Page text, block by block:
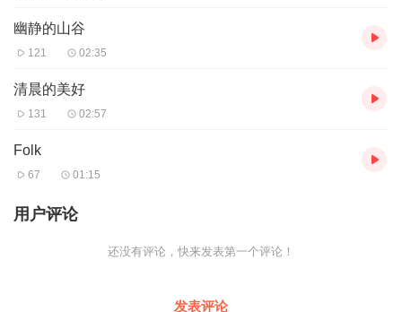
幽静的山谷
121 02:35
清晨的美好
131 02:57
Folk
67 01:15
用户评论
还没有评论，快来发表第一个评论！
发表评论